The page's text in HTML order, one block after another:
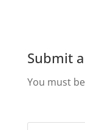
Submit
You must